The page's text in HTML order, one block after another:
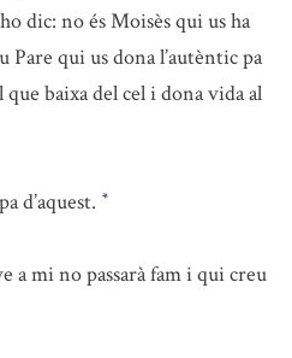
dic: no és Moisès qui us ha
Pare qui us dona l’autèntic pa
que baixa del cel i dona vida al
d’aquest. *
a mi no passarà fam i qui creu